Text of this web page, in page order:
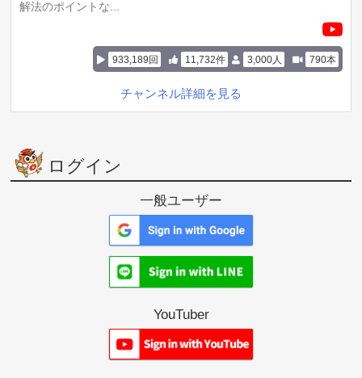
解法のポイントな...
3,000人 790本
933,189回 11,732件
チャンネル詳細を見る
ログイン
一般ユーザー
YouTuber